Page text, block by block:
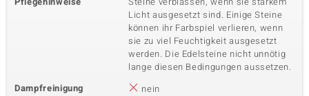
Licht ausgesetzt sind. Einige Steine
können ihr Farbspiel verlieren, wenn
sie zu viel Feuchtigkeit ausgesetzt
werden. Die Edelsteine nicht unnötig
lange diesen Bedingungen aussetzen.
Dampfreinigung
nein